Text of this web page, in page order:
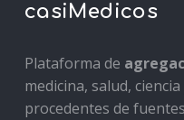
casiMedicos
Plataforma de
medicina, salud,
procedentes de